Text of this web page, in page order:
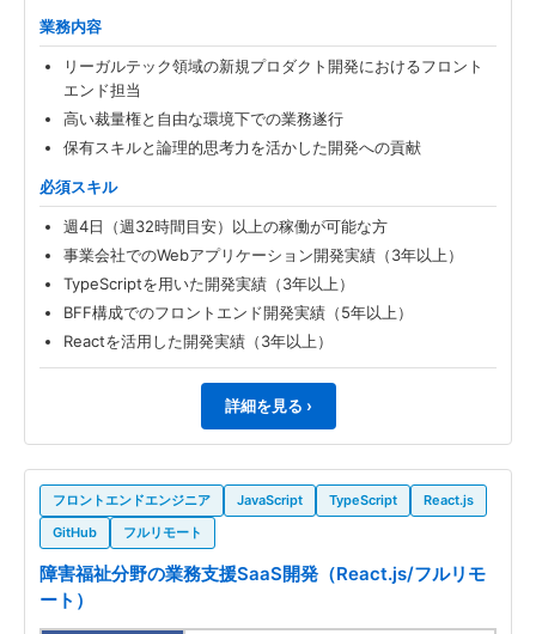
業務内容
リーガルテック領域の新規プロダクト開発におけるフロント
エンド担当
高い裁量権と自由な環境下での業務遂行
保有スキルと論理的思考力を活かした開発への貢献
必須スキル
週4日（週32時間目安）以上の稼働が可能な方
事業会社でのWebアプリケーション開発実績（3年以上）
TypeScriptを用いた開発実績（3年以上）
BFF構成でのフロントエンド開発実績（5年以上）
Reactを活用した開発実績（3年以上）
詳細を見る ›
フロントエンドエンジニア JavaScript TypeScript
React.js
GitHub
フルリモート
障害福祉分野の業務支援SaaS開発（React.js/フルリモ
ート）